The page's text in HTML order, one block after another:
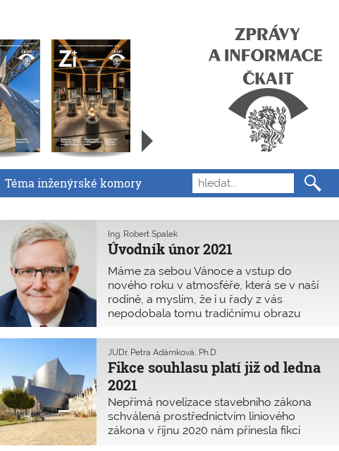
Téma inženýrské komory
Úvodník únor 2021
Ing. Robert Špalek
Máme za sebou Vánoce a vstup do
nového roku v atmosféře, která se v naší
rodině, a myslím, že i u řady z vás
nepodobala tomu tradičnímu obrazu
návštěv jako dříve, na horách jsme si
nezalyžovali a několik známých bylo v
Fikce souhlasu platí již od ledna
2021
JUDr. Petra Adámková, Ph.D.
Nepřímá novelizace stavebního zákona
schválená prostřednictvím liniového
zákona v říjnu 2020 nám přinesla fikci